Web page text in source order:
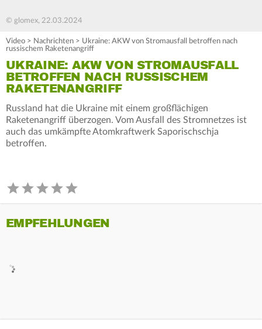
© glomex, 22.03.2024
Video > Nachrichten > Ukraine: AKW von Stromausfall betroffen nach
russischem Raketenangriff
UKRAINE: AKW VON STROMAUSFALL
BETROFFEN NACH RUSSISCHEM
RAKETENANGRIFF
Russland hat die Ukraine mit einem großflächigen
Raketenangriff überzogen. Vom Ausfall des Stromnetzes ist
auch das umkämpfte Atomkraftwerk Saporischschja
betroffen.
EMPFEHLUNGEN